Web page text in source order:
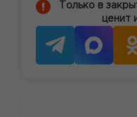
Только в
ценит